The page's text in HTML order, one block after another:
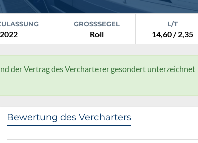
2022
GROSSSEGEL
Roll
L/T
14,60 / 2,35
der Vertrag des Vercharterer gesondert unterzeichnet
Bewertung des Vercharters